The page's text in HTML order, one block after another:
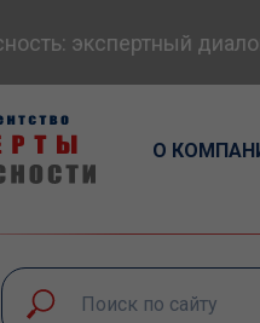
экспертный диалог
О